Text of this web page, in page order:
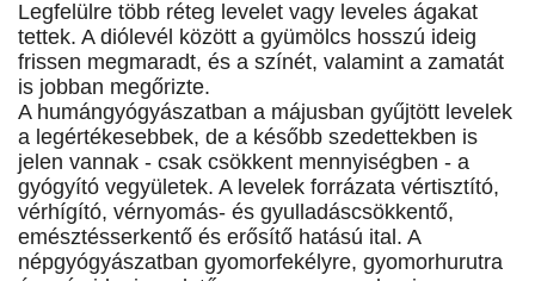
Legfelülre több réteg levelet vagy leveles ágakat
tettek. A diólevél között a gyümölcs hosszú ideig
frissen megmaradt, és a színét, valamint a zamatát
is jobban megőrizte.
A humángyógyászatban a májusban gyűjtött levelek
a legértékesebbek, de a később szedettekben is
jelen vannak - csak csökkent mennyiségben - a
gyógyító vegyületek. A levelek forrázata vértisztító,
vérhígító, vérnyomás- és gyulladáscsökkentő,
emésztésserkentő és erősítő hatású ital. A
népgyógyászatban gyomorfekélyre, gyomorhurutra